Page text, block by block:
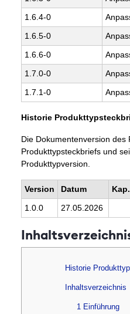
1.6.4-0
1.6.5-0
1.6.6-0
1.7.0-0
1.7.1-0
Historie
Die Dokumentenversion
Produkttypsteckbriefs und
Produkttypversion.
Version Datum Kap.
1.0.0
27.05.2026
Historie
Inhaltsverzeichnis
1 Einführung